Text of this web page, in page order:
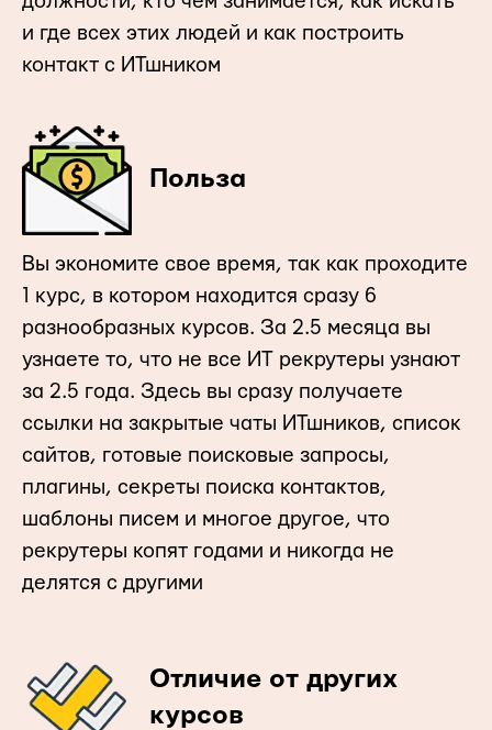
и где всех этих людей и как построить
контакт с ИТшником
Польза
Вы экономите свое время, так как проходите
1 курс, в котором находится сразу 6
разнообразных курсов. За 2.5 месяца вы
узнаете то, что не все ИТ рекрутеры узнают
за 2.5 года. Здесь вы сразу получаете
ссылки на закрытые чаты ИТшников, список
сайтов, готовые поисковые запросы,
плагины, секреты поиска контактов,
шаблоны писем и многое другое, что
рекрутеры копят годами и никогда не
делятся с другими
Отличие от других
курсов